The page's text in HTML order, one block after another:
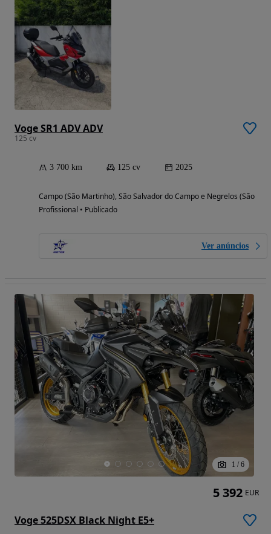
Voge SR1 ADV ADV
125 cv
3 700 km 125 cv 2025
Campo (São Martinho), São Salvador do Campo e Negrelos (São
Profissional • Publicado
Ver anúncios
1 / 6
Voge 525DSX Black Night E5+
5 392 EUR